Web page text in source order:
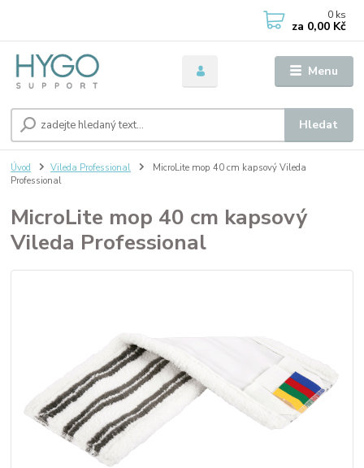
Menu
Hledat
0 ks
za 0,00 Kč
Úvod Vileda Professional
MicroLite mop 40 cm kapsový Vileda
Professional
MicroLite mop 40 cm kapsový
Vileda Professional